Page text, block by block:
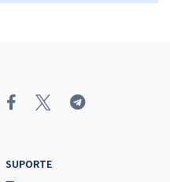
à vista
SUPORTE